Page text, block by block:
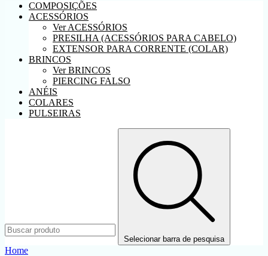
COMPOSIÇÕES
ACESSÓRIOS
Ver ACESSÓRIOS
PRESILHA (ACESSÓRIOS PARA CABELO)
EXTENSOR PARA CORRENTE (COLAR)
BRINCOS
Ver BRINCOS
PIERCING FALSO
ANÉIS
COLARES
PULSEIRAS
Selecionar barra de pesquisa
Home